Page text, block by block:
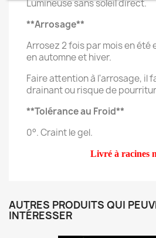
Lumineuse sans soleil direct.
**Arrosage**
Arrosez 2 fois par mois en été
en automne et hiver.
Faire attention à l'arrosage, il
drainant ou risque de
**Tolérance au Froid**
0°. Craint le gel.
Livré à racines
AUTRES PRODUITS QUI
INTÉRESSER